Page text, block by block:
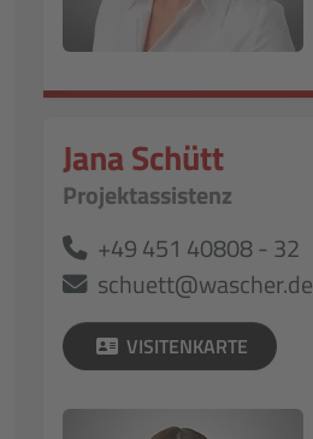
Jana Schütt
Projektassistenz
+49 451 40808 - 32
schuett@wascher.de
VISITENKARTE